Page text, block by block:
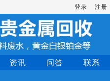
登录 注册
资讯 问答 联系